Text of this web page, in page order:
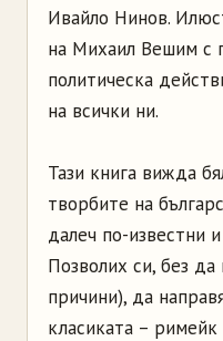
Ивайло Нинов.
на Михаил Вешим с
политическа
на всички ни.
Тази книга вижда
творбите на
далеч по-известни
Позволих си, без
причини), да
класиката –